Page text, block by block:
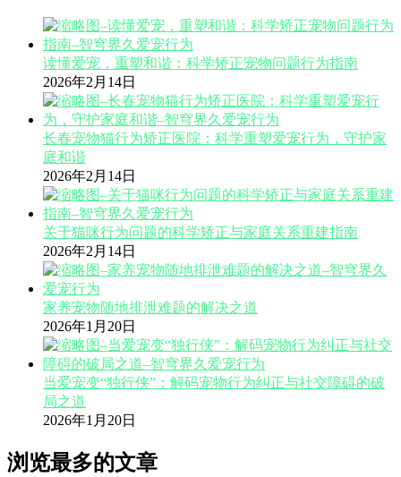
读懂爱宠，重塑和谐：科学矫正宠物问题行为指南
2026年2月14日
长春宠物猫行为矫正医院：科学重塑爱宠行为，守护家
庭和谐
2026年2月14日
关于猫咪行为问题的科学矫正与家庭关系重建指南
2026年2月14日
家养宠物随地排泄难题的解决之道
2026年1月20日
当爱宠变“独行侠”：解码宠物行为纠正与社交障碍的破
局之道
2026年1月20日
浏览最多的文章